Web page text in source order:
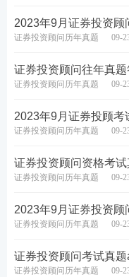
从业通关课程，新考
2023年9月证券投资顾
证券投资顾问历年真题 09-
证券投资顾问往年真题
证券投资顾问历年真题 09-
2023年9月证券投顾考
证券投资顾问历年真题 09-
证券投资顾问资格考
证券投资顾问历年真题 09-
2023年9月证券投资顾
证券投资顾问历年真题 09-
证券投资顾问考试真
证券投资顾问历年真题 09-